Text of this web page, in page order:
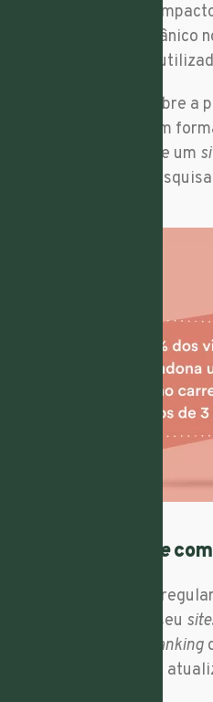
fundamental e tem
posicionamento orgânico
e na experiência do
Faça uma análise sobre a
considere investir em
velocidade, dado que um
pelos motores de
site
Criar conteúdo com
posicionamento do seu site
ranking
a páginas que sejam